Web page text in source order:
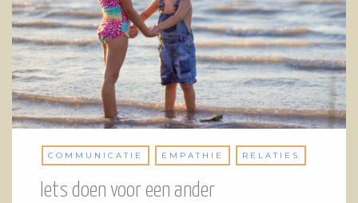
COMMUNICATIE EMPATHIE RELATIES
Iets doen voor een ander